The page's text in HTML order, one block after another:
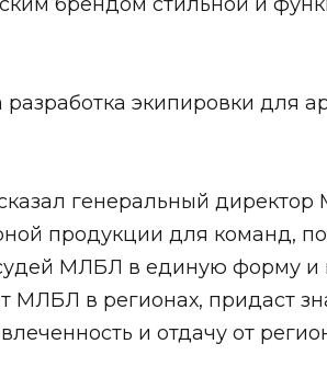
экипировки для
генеральный
продукции для команд,
МЛБЛ в единую форму
МЛБЛ в регионах, придаст
и отдачу от